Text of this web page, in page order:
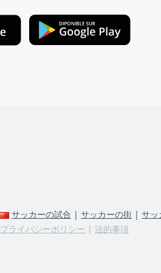
サッカーの試合 | サッカーの街 | サッ
プライバシーポリシー | 法的事項